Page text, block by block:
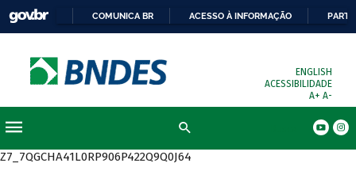
COMUNICA BR ACESSO À INFORMAÇÃO
ENGLISH
ACESSIBILIDADE
A+ A-
Z7_7QGCHA41L0RP906P422Q9Q0J64